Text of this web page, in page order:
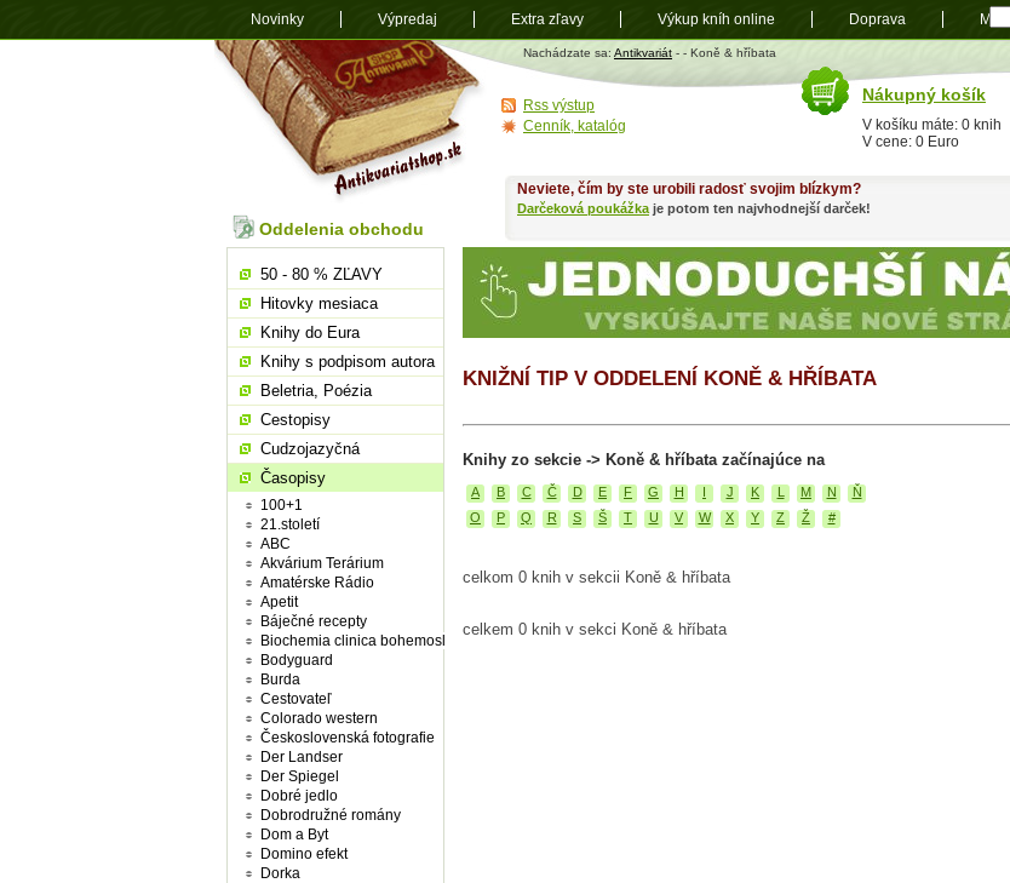
Antikvariát
shop.sk
Nachádzate sa: Antikvariát - - Koně & hříbata
KNIŽNÍ TIP V ODDELENÍ KONĚ & HŘÍBATA
Knihy zo sekcie -> Koně & hříbata začínajúce na
A B C Č D E F G H J K M N
Ň
O
P Q R S Š T U V W X Y Z Ž #
celkom 0 knih v sekcii Koně & hříbata
celkem 0 knih v sekci Koně & hříbata
Neviete, čím by ste urobili radosť svojim blízkym?
Darčeková poukážka je potom ten najvhodnejší darček!
Oddelenia obchodu
50 - 80 % ZĽAVY
Hitovky mesiaca
Knihy do Eura
Knihy s podpisom autora
Beletria, Poézia
Cestopisy
Cudzojazyčná
Časopisy
100+1
21.století
ABC
Akvárium Terárium
Amatérske Rádio
Apetit
Báječné recepty
Biochemia clinica bohemoslovaca
Bodyguard
Burda
Cestovateľ
Colorado western
Československá fotografie
Der Landser
Der Spiegel
Dobré jedlo
Dobrodružné romány
Dom a Byt
Domino efekt
Dorka
Nákupný košík
V košíku máte: 0 knih
V cene: 0 Euro
Rss výstup
Cenník, katalóg
Novinky Výpredaj Extra zľavy Výkup kníh online Doprava Mapa